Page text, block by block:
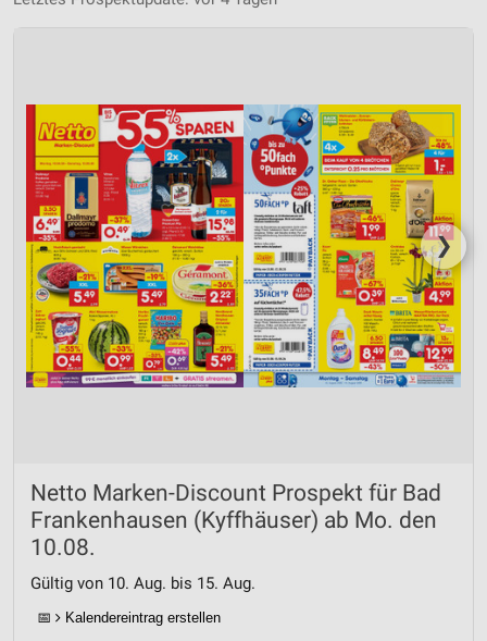
❯
Netto Marken-Discount Prospekt für Bad
Frankenhausen (Kyffhäuser) ab Mo. den
10.08.
Gültig von 10. Aug. bis 15. Aug.
📅 Kalendereintrag erstellen